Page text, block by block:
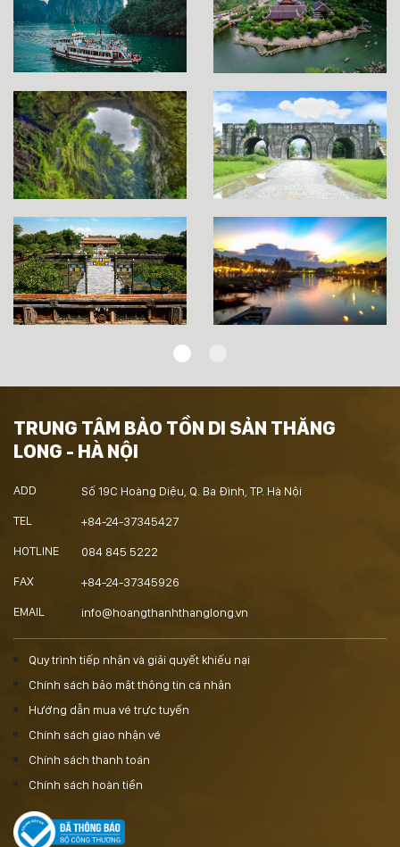
TRUNG TÂM BẢO TỒN DI SẢN THĂNG
LONG - HÀ NỘI
ADD Số 19C Hoàng Diệu, Q. Ba Đình, TP. Hà Nội
TEL +84-24-37345427
HOTLINE 084 845 5222
FAX +84-24-37345926
EMAIL info@hoangthanhthanglong.vn
Quy trình tiếp nhận và giải quyết khiếu nại
Chính sách bảo mật thông tin cá nhân
Hướng dẫn mua vé trực tuyến
Chính sách giao nhận vé
Chính sách thanh toán
Chính sách hoàn tiền